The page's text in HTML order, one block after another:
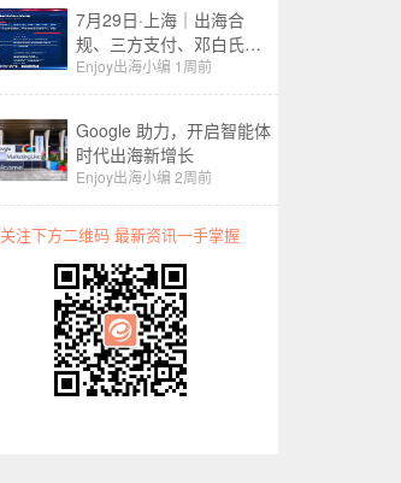
7月29日·上海｜出海合
规、三方支付、邓白氏，
ChinaJoy这场游戏出海论
坛一次讲透
Enjoy出海小编 1周前
Google 助力，开启智能体
时代出海新增长
Enjoy出海小编 2周前
关注下方二维码 最新资讯一手掌握